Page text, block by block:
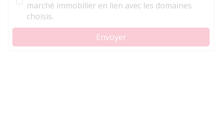
marché immobilier en lien avec les domaines
choisis.